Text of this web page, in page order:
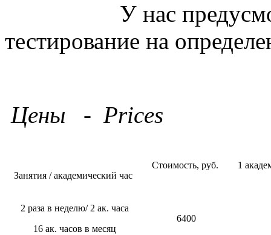
У нас
тестирование на
Цены - Prices
Занятия / академический час
Стоимость, руб. 1
2 раза в неделю/ 2 ак. часа
16 ак. часов в месяц
6400